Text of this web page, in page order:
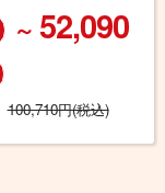
～ 52,090
100,710円(税込)